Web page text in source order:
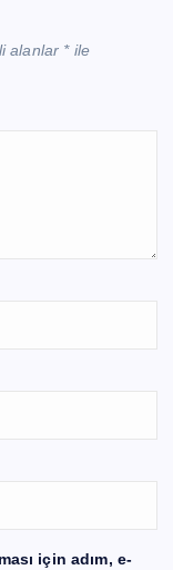
alanlar *ile
için adım, e-